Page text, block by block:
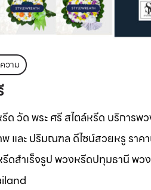
วาม
วัด พระ ศรี สไตล์หรีด บริการพ
พ และ ปริมณฑล ดีไซน์สวยหรู ร
รีดสำเร็จรูป พวงหรีดปทุมธานี